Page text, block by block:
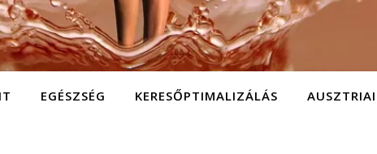
EGÉSZSÉG KERESŐPTIMALIZÁLÁS